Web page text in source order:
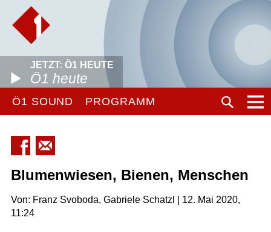
JETZT: Ö1 HEUTE
Ö1 heute
Ö1 SOUND PROGRAMM
Blumenwiesen, Bienen, Menschen
Von: Franz Svoboda, Gabriele Schatzl | 12. Mai 2020,
11:24